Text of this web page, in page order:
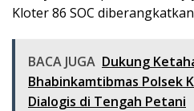
Kloter 86 SOC
BACA JUGA Dukung
Bhabinkamtibmas Polsek
Dialogis di Tengah Petani